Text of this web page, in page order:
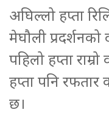
अघिल्लो हप्ता
मेघौली प्रदर्शनको
पहिलो हप्ता राम्रो
हप्ता पनि
छ।